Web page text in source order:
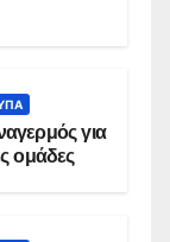
για
ομάδες